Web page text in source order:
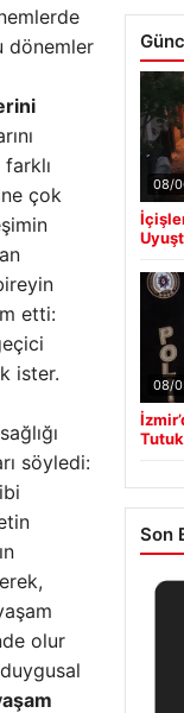
dönemler
çok
etti:
ister.
söyledi:
olur
08/
08/
Son